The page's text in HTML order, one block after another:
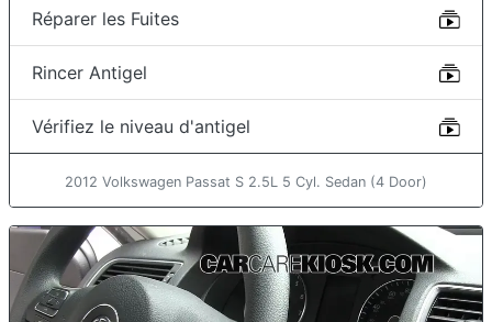
Réparer les Fuites
Rincer Antigel
Vérifiez le niveau d'antigel
2012 Volkswagen Passat S 2.5L 5 Cyl. Sedan (4 Door)